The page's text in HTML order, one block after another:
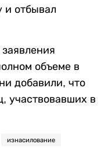
и отбывал
объеме в
добавили, что
участвовавших в
изнасилование